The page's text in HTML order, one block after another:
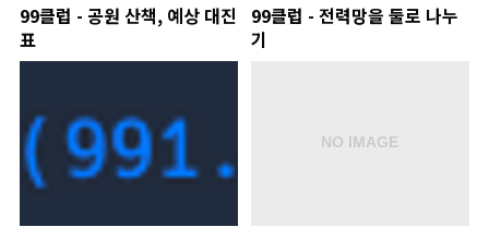
99클럽 - 공원 산책, 예상 대진
표
99클럽 - 전력망을 둘로 나누
기